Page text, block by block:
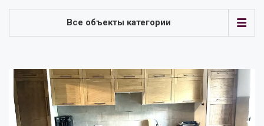
Все объекты категории